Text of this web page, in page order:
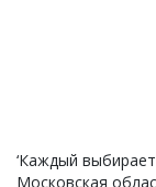
‘Каждый
Московская